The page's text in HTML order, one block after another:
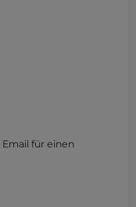
für einen